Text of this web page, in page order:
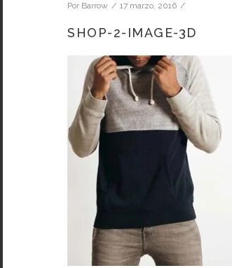
Por Barrow 17 marzo, 2016
SHOP-2-IMAGE-3D